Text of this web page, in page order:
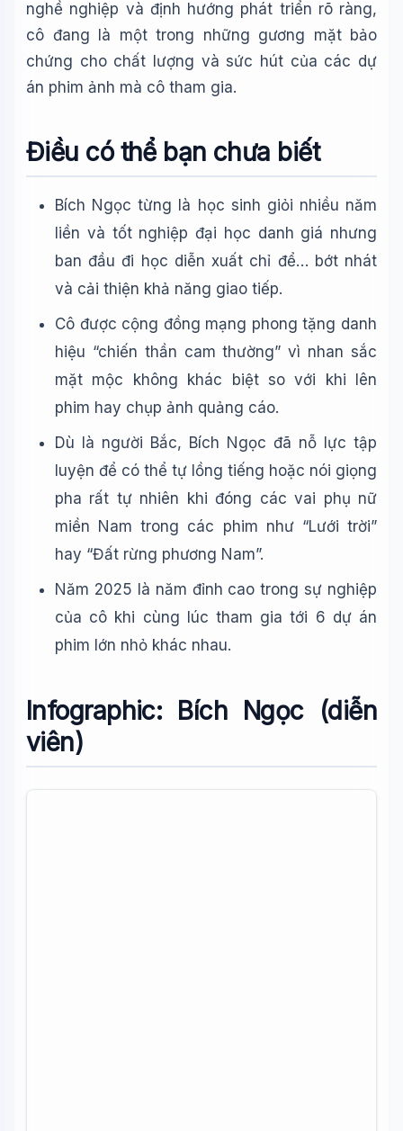
nghề nghiệp và định hướng phát triển rõ ràng,
cô đang là một trong những gương mặt bảo
chứng cho chất lượng và sức hút của các dự
án phim ảnh mà cô tham gia.
Điều có thể bạn chưa biết
Bích Ngọc từng là học sinh giỏi nhiều năm
liền và tốt nghiệp đại học danh giá nhưng
ban đầu đi học diễn xuất chỉ để… bớt nhát
và cải thiện khả năng giao tiếp.
Cô được cộng đồng mạng phong tặng danh
hiệu “chiến thần cam thường” vì nhan sắc
mặt mộc không khác biệt so với khi lên
phim hay chụp ảnh quảng cáo.
Dù là người Bắc, Bích Ngọc đã nỗ lực tập
luyện để có thể tự lồng tiếng hoặc nói giọng
pha rất tự nhiên khi đóng các vai phụ nữ
miền Nam trong các phim như “Lưới trời”
hay “Đất rừng phương Nam”.
Năm 2025 là năm đỉnh cao trong sự nghiệp
của cô khi cùng lúc tham gia tới 6 dự án
phim lớn nhỏ khác nhau.
Infographic: Bích Ngọc (diễn
viên)